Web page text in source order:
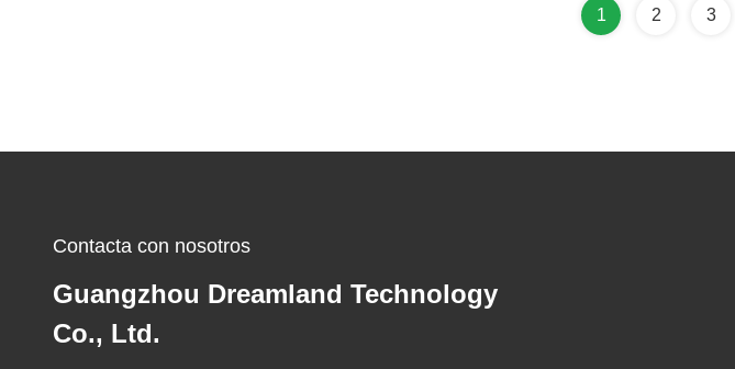
1 2 3
Contacta con nosotros
Guangzhou Dreamland Technology
Co., Ltd.